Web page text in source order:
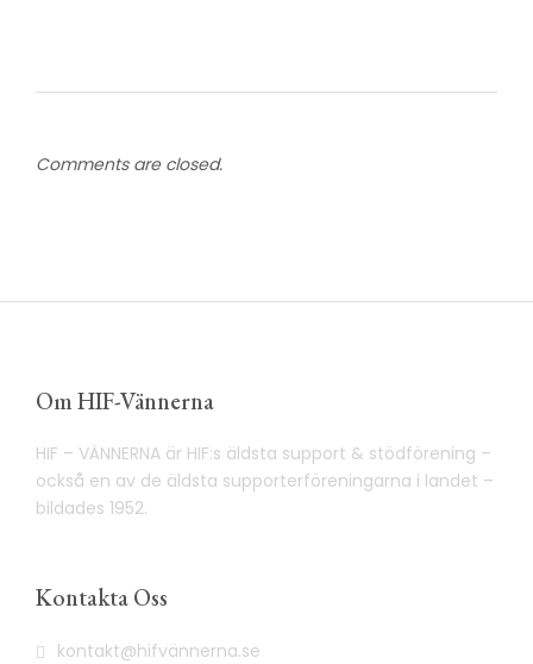
Comments are closed.
Om HIF-Vännerna
HIF – VÄNNERNA är HIF:s äldsta support & stödförening –
också en av de äldsta supporterföreningarna i landet –
bildades 1952.
Kontakta Oss
kontakt@hifvännerna.se